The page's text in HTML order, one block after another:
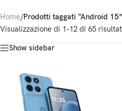
Home/Prodotti taggati “Android 15”
Visualizzazione di 1-12 di 65
Show sidebar